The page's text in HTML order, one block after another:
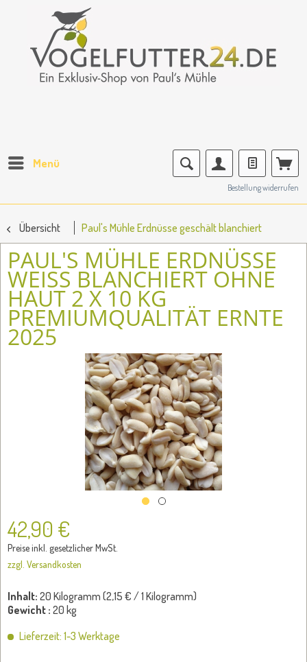
Menü
Bestellung widerrufen
Übersicht Paul's Mühle Erdnüsse geschält blanchiert
PAUL'S MÜHLE ERDNÜSSE
WEISS BLANCHIERT OHNE
HAUT 2 X 10 KG
PREMIUMQUALITÄT ERNTE
2025
42,90 €
Preise inkl. gesetzlicher MwSt.
zzgl. Versandkosten
Inhalt: 20 Kilogramm (2,15 € / 1 Kilogramm)
Gewicht : 20 kg
Lieferzeit: 1-3 Werktage